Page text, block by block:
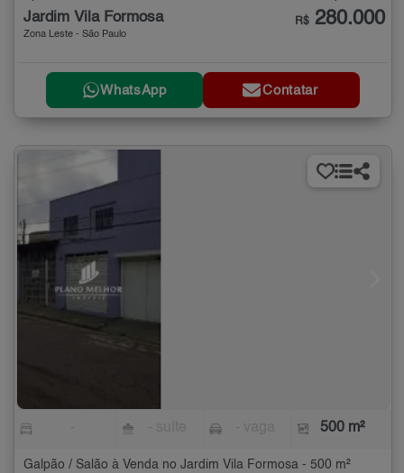
Jardim Vila Formosa
Zona Leste - São Paulo
R$ 280.000
WhatsApp Contatar
500 m²
Galpão / Salão à Venda no Jardim Vila Formosa - 500 m²